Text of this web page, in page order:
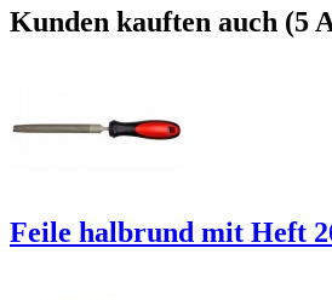
Kunden kauften auch (5
Feile halbrund mit Heft